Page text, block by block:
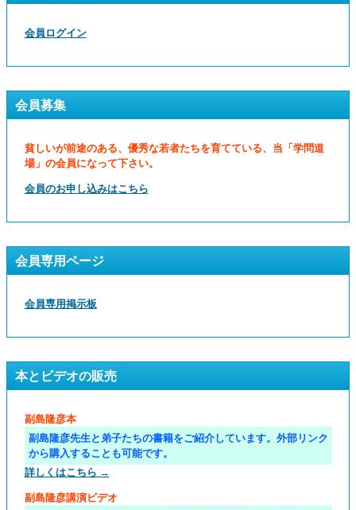
会員ログイン
会員募集
貧しいが前途のある、優秀な若者たちを育てている、当「学問道
場」の会員になって下さい。
会員のお申し込みはこちら
会員専用ページ
会員専用掲示板
本とビデオの販売
副島隆彦本
副島隆彦先生と弟子たちの書籍をご紹介しています。外部リンク
から購入することも可能です。
詳しくはこちら →
副島隆彦講演ビデオ